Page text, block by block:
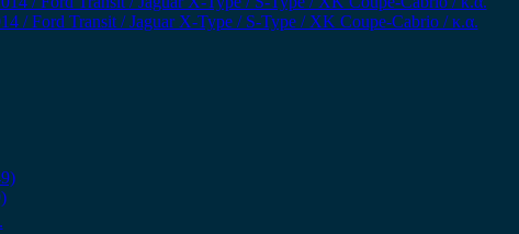
/ Ford Transit / Jaguar X-Type / S-Type / XK Coupe-Cabrio / κ.α.